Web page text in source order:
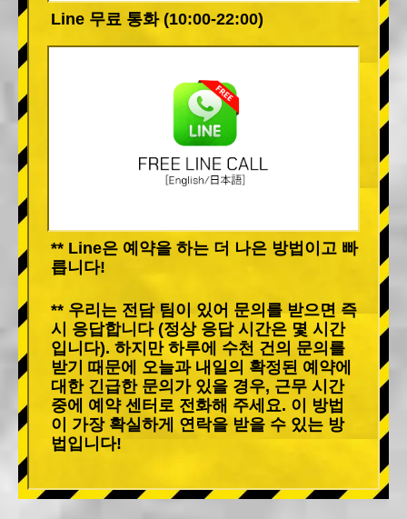
Line 무료 통화 (10:00-22:00)
** Line은 예약을 하는 더 나은 방법이고 빠
릅니다!
** 우리는 전담 팀이 있어 문의를 받으면 즉
시 응답합니다 (정상 응답 시간은 몇 시간
입니다). 하지만 하루에 수천 건의 문의를
받기 때문에 오늘과 내일의 확정된 예약에
대한 긴급한 문의가 있을 경우, 근무 시간
중에 예약 센터로 전화해 주세요. 이 방법
이 가장 확실하게 연락을 받을 수 있는 방
법입니다!